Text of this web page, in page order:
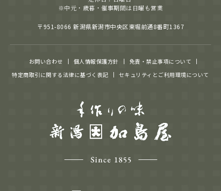
※中元・歳暮・催事期間は日曜も営業
〒951-8066 新潟県新潟市中央区東堀前通8番町1367
お問い合わせ 個人情報保護方針
免責・禁止事項について
特定商取引に関する法律に基づく表記
セキュリティとご利用環境について